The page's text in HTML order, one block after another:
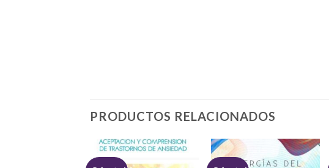
PRODUCTOS RELACIONADOS